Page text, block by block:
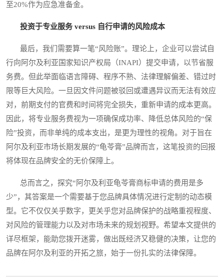
至20%作为应急准备金。
投资于专业服务 versus 自行申请的风险成本
最后，我们需要算一笔“风险账”。理论上，企业可以尝试自
行向阿尔及利亚国家知识产权局（INAPI）提交申请，以节省服
务费。但此举面临语言障碍、程序不熟、法律理解偏差、错过时
限等巨大风险。一旦因文件问题被驳回或遭遇异议而无法有效应
对，前期支付的官费和时间将完全损失，重新申请的成本更高。
因此，将专业服务费视为一项确保成功率、降低总体风险的“保
险”投资，而非单纯的成本支出，是更为理性的视角。对于旨在
阿尔及利亚市场长期发展的“龟苓膏”品牌而言，这笔投资的回报
将体现在品牌安全的无价保障上。
总而言之，探究“阿尔及利亚龟苓膏商标申请的费用是多
少”，其答案是一个需要基于您品牌具体情况进行定制的动态模
型。它不仅仅关乎数字，更关乎您对品牌保护的战略重视程度、
对风险的管理能力以及对市场未来的规划视野。希望本文提供的
详尽框架，能助您拨开迷雾，做出既经济又稳健的决策，让您的
品牌在阿尔及利亚的开拓之旅，始于一份扎实的法律保障。